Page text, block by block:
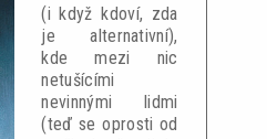
Sci-fi
(i když kdoví, zda
je alternativní),
kde mezi nic
netušícími
nevinnými lidmi
(teď se oprosti od